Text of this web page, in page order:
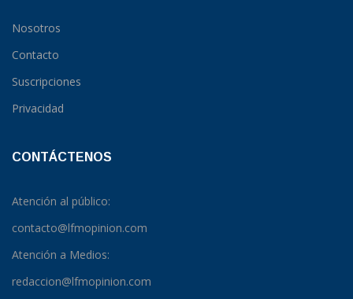
Nosotros
Contacto
Suscripciones
Privacidad
CONTÁCTENOS
Atención al público:
contacto@lfmopinion.com
Atención a Medios:
redaccion@lfmopinion.com